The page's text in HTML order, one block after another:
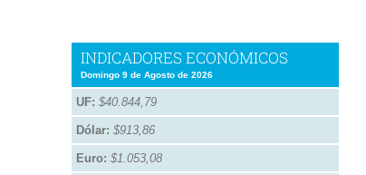
INDICADORES ECONÓMICOS
Domingo 9 de Agosto de 2026
UF: $40.844,79
Dólar: $913,86
Euro: $1.053,08